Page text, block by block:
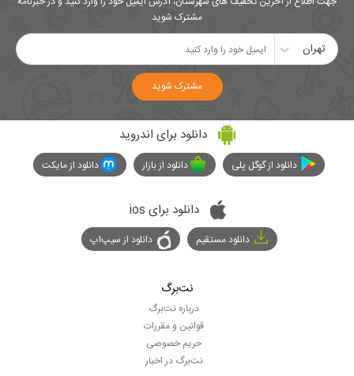
مشترک شوید
تهران
مشترک شوید
دانلود برای اندروید
دانلود از گوگل پلی دانلود از بازار دانلود از مایکت
دانلود برای ios
دانلود مستقیم دانلود از سیپ‌اپ
نت‌برگ
درباره نت‌برگ
قوانین و مقررات
حریم خصوصی
نت‌برگ در اخبار